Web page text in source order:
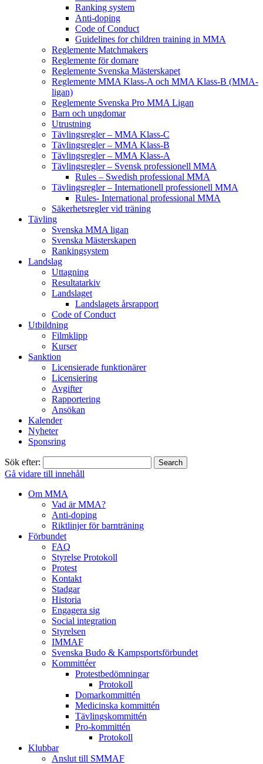
Ranking system
Anti-doping
Code of Conduct
Guidelines for children training in MMA
Reglemente Matchmakers
Reglemente för domare
Reglemente Svenska Mästerskapet
Reglemente MMA Klass-A och MMA Klass-B (MMA-
ligan)
Reglemente Svenska Pro MMA Ligan
Barn och ungdomar
Utrustning
Tävlingsregler – MMA Klass-C
Tävlingsregler – MMA Klass-B
Tävlingsregler – MMA Klass-A
Tävlingsregler – Svensk professionell MMA
Rules – Swedish professional MMA
Tävlingsregler – Internationell professionell MMA
Rules- International professional MMA
Säkerhetsregler vid träning
Tävling
Svenska MMA ligan
Svenska Mästerskapen
Rankingsystem
Landslag
Uttagning
Resultatarkiv
Landslaget
Landslagets årsrapport
Code of Conduct
Utbildning
Filmklipp
Kurser
Sanktion
Licensierade funktionärer
Licensiering
Avgifter
Rapportering
Ansökan
Kalender
Nyheter
Sponsring
Sök efter:
Gå vidare till innehåll
Om MMA
Vad är MMA?
Anti-doping
Riktlinjer för barnträning
Förbundet
FAQ
Styrelse Protokoll
Protest
Kontakt
Stadgar
Historia
Engagera sig
Social integration
Styrelsen
IMMAF
Svenska Budo & Kampsportsförbundet
Kommittéer
Protestbedömningar
Protokoll
Domarkommittén
Medicinska kommittén
Tävlingskommittén
Pro-kommittén
Protokoll
Klubbar
Anslut till SMMAF